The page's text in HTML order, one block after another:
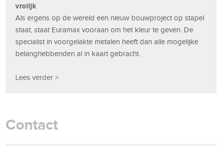
vrolijk
Als ergens op de wereld een nieuw bouwproject op stapel
staat, staat Euramax vooraan om het kleur te geven. De
specialist in voorgelakte metalen heeft dan alle mogelijke
belanghebbenden al in kaart gebracht.
Lees verder >
Contact